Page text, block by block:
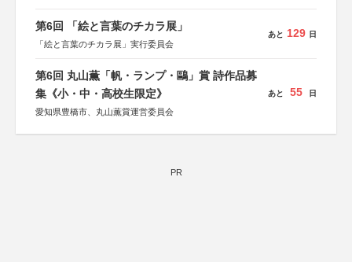
第6回 「絵と言葉のチカラ展」
「絵と言葉のチカラ展」実行委員会
あと 129 日
第6回 丸山薫「帆・ランプ・鷗」賞 詩作品募
集《小・中・高校生限定》
愛知県豊橋市、丸山薫賞運営委員会
あと 55 日
PR